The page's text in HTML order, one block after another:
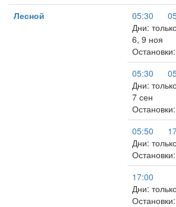
Лесной
05:30
Дни:
6, 9 ноя
05:30
Дни:
7 сен
05:50
Дни:
17:00
Дни: